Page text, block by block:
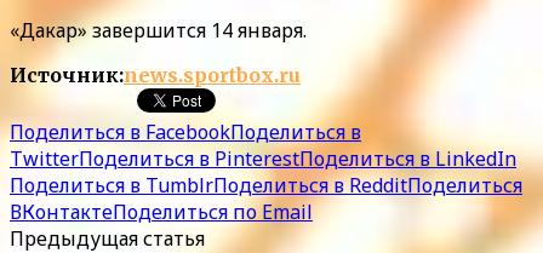
«Дакар» завершится 14 января.
Источник:news.sportbox.ru
Поделиться в FacebookПоделиться в
TwitterПоделиться в PinterestПоделиться в LinkedIn
Поделиться в TumblrПоделиться в RedditПоделиться
ВКонтактеПоделиться по Email
Предыдущая статья